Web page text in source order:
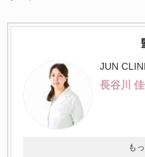
JUN
長谷川